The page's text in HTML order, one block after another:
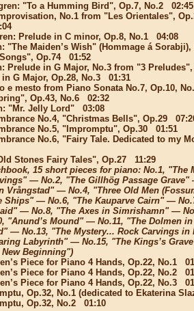
"To a Humming Bird", Op.7, No.2 02:45
No.1 from "Les Orientales",
Prelude in C minor, Op.8, No.1 04:08
"The Maiden’s Wish" (Hommage á Sorabji),
Op.74 01:52
Prelude in G Major, No.3 from "3
G Major, Op.28, No.3 01:31
e mesto from Piano Sonata No.7, Op.10,
Op.43, No.6 02:32
"Mr. Jelly Lord" 03:08
No.4, "Christmas Bells", Op.29
No.5, "Impromptu", Op.30 01:51
No.6, "Fairy Tale. Dedicated to my
Stones Fairy Tales", Op.27 11:29
15 short pieces for piano: No.1, "The
— No.2, "The Gillhög Passage
Vrångstad" — No.4, "Three Old Men
Ships" — No.6, "The Kauparve Cairn" —
— No.8, "The Axes in Simrishamn" —
"Anund’s Mound" — No.11, "The Dolmen
— No.13, "The Mystery... Rock Carvings
Labyrinth" — No.15, "The Kings’s
New Beginning")
Piece for Piano 4 Hands, Op.22, No.1
Piece for Piano 4 Hands, Op.22, No.2
Piece for Piano 4 Hands, Op.22, No.3
Op.32, No.1 (dedicated to Ekaterina
Op.32, No.2 01:10